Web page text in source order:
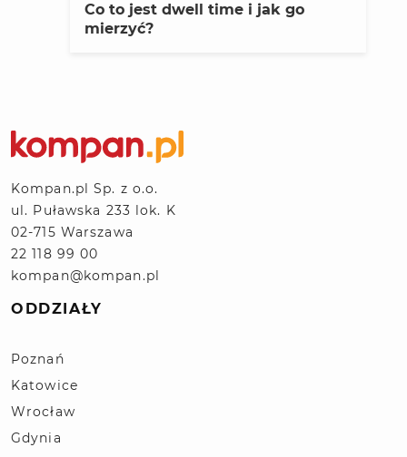
Co to jest dwell time i jak go
mierzyć?
Kompan.pl Sp. z o.o.
ul. Puławska 233 lok. K
02-715 Warszawa
22 118 99 00
kompan@kompan.pl
ODDZIAŁY
Poznań
Katowice
Wrocław
Gdynia